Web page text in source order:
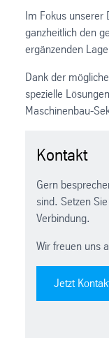
Im Fokus unserer
ganzheitlich den
ergänzenden
Dank der
spezielle
Maschinenbau-
Kontakt
Gern
sind. Setzen
Verbindung.
Wir freuen uns
Jetzt